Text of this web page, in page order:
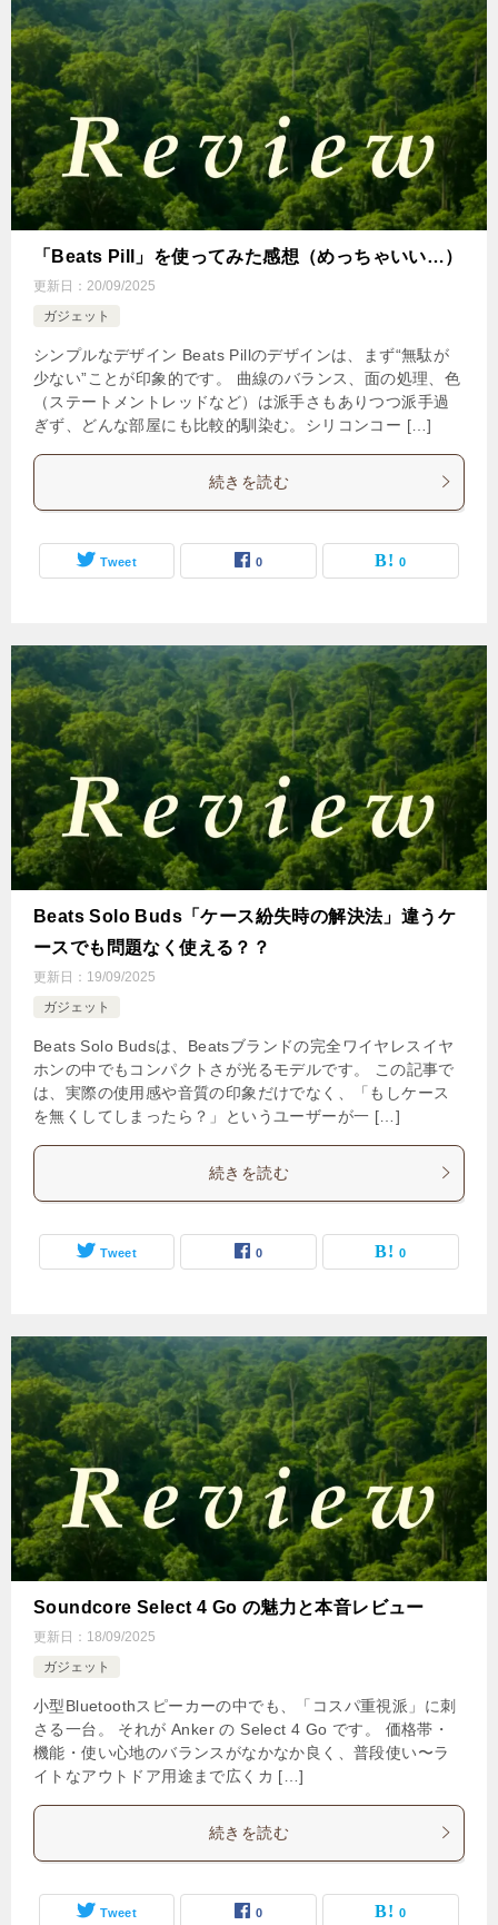
「Beats Pill」を使ってみた感想（めっちゃいい…）
更新日： 20/09/2025
ガジェット
シンプルなデザイン Beats Pillのデザインは、まず“無駄が
少ない”ことが印象的です。 曲線のバランス、面の処理、色
（ステートメントレッドなど）は派手さもありつつ派手過
ぎず、どんな部屋にも比較的馴染む。シリコンコー […]
続きを読む
Tweet 0 0
Beats Solo Buds「ケース紛失時の解決法」違うケ
ースでも問題なく使える？？
更新日： 19/09/2025
ガジェット
Beats Solo Budsは、Beatsブランドの完全ワイヤレスイヤ
ホンの中でもコンパクトさが光るモデルです。 この記事で
は、実際の使用感や音質の印象だけでなく、「もしケース
を無くしてしまったら？」というユーザーが一 […]
続きを読む
Tweet 0 0
Soundcore Select 4 Go の魅力と本音レビュー
更新日： 18/09/2025
ガジェット
小型Bluetoothスピーカーの中でも、「コスパ重視派」に刺
さる一台。 それが Anker の Select 4 Go です。 価格帯・
機能・使い心地のバランスがなかなか良く、普段使い〜ラ
イトなアウトドア用途まで広くカ […]
続きを読む
Tweet 0 0